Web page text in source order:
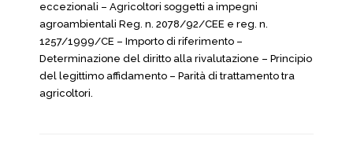
eccezionali – Agricoltori soggetti a impegni
agroambientali Reg. n. 2078/92/CEE e reg. n.
1257/1999/CE – Importo di riferimento –
Determinazione del diritto alla rivalutazione – Principio
del legittimo affidamento – Parità di trattamento tra
agricoltori.